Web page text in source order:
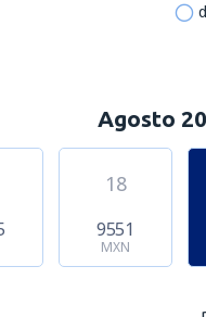
Agosto
18
9551
MXN